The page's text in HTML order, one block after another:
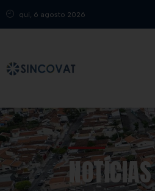
qui, 6 agosto 2026
NOTÍCIAS